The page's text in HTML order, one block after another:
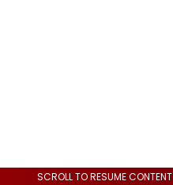
SCROLL TO RESUME CONTENT